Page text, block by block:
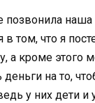
позвонила наша
в том, что я
а кроме этого
на то,
у них дети и